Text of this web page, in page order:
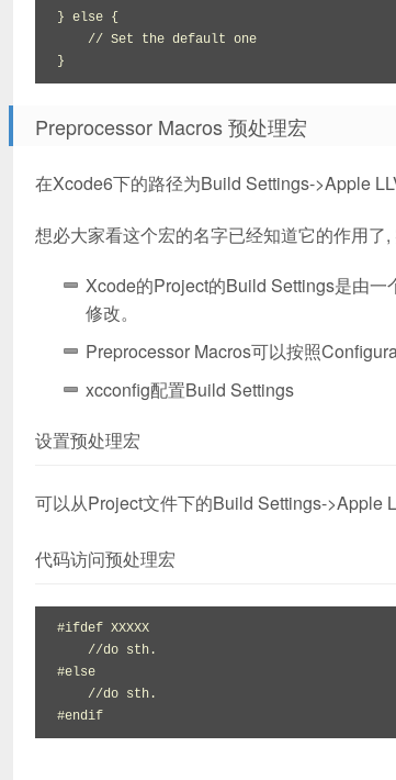
} else {
}
Preprocessor Macros 预处理宏
在Xcode6下的路径为Build Settings->Apple
想必大家看这个宏的名字已经知道它的作用
Xcode的Project的Build Settings是由
修改。
Preprocessor Macros可以按照
xcconfig配置Build Settings
设置预处理宏
可以从Project文件下的Build Settings->Apple
代码访问预处理宏
#ifdef XXXXX
#else